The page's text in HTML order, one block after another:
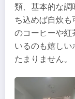
類、基本的な調
ち込めば自炊も
のコーヒーや紅
いるのも嬉し
たまりません。